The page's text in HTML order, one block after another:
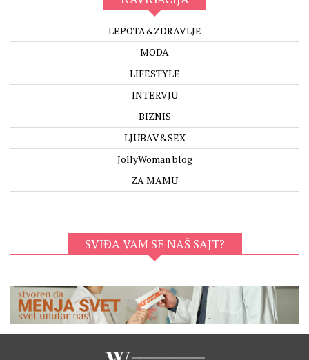
LEPOTA&ZDRAVLJE
MODA
LIFESTYLE
INTERVJU
BIZNIS
LJUBAV&SEX
JollyWoman blog
ZA MAMU
SVIĐA VAM SE NAŠ SAJT?